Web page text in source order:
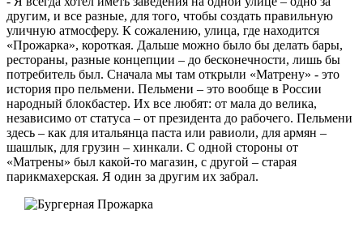
другим, и все разные, для того, чтобы создать правильную
уличную атмосферу. К сожалению, улица, где находится
«Прожарка», короткая. Дальше можно было бы делать бары,
рестораны, разные концепции – до бесконечности, лишь бы
потребитель был. Сначала мы там открыли «Матрену» - это
история про пельмени. Пельмени – это вообще в России
народный блокбастер. Их все любят: от мала до велика,
независимо от статуса – от президента до рабочего. Пельмени
здесь – как для итальянца паста или равиоли, для армян –
шашлык, для грузин – хинкали. С одной стороны от
«Матрены» был какой-то магазин, с другой – старая
парикмахерская. Я один за другим их забрал.